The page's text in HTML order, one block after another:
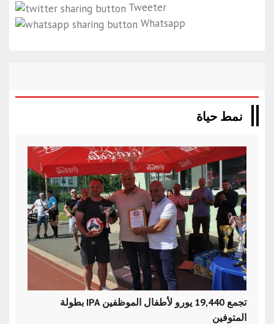
Tweeter
Whatsapp
نمط حياة
بطولة IPA تجمع 19,440 يورو لأطفال الموظفين
المتوفين